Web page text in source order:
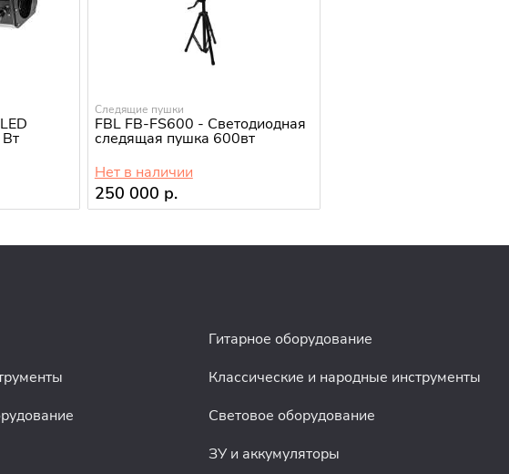
Следящие пушки
FBL FB-FS600 - Светодиодная
следящая пушка 600вт
Нет в наличии
250 000 р.
Гитарное оборудование
Классические и народные инструменты
Световое оборудование
ЗУ и аккумуляторы